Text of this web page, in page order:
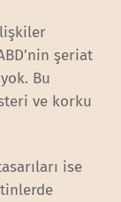
şeriat
Bu
ve korku
ise